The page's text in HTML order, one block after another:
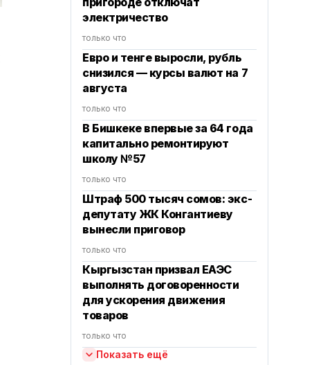
электричество
только что
Евро и тенге выросли, рубль
снизился — курсы валют на 7
августа
только что
В Бишкеке впервые за 64 года
капитально ремонтируют
школу №57
только что
Штраф 500 тысяч сомов: экс-
депутату ЖК Конгантиеву
вынесли приговор
только что
Кыргызстан призвал ЕАЭС
выполнять договоренности
для ускорения движения
товаров
только что
Показать ещё